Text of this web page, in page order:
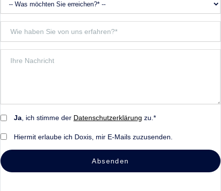
Ja, ich stimme der Datenschutzerklärung zu.*
Hiermit erlaube ich Doxis, mir E-Mails zuzusenden.
Absenden